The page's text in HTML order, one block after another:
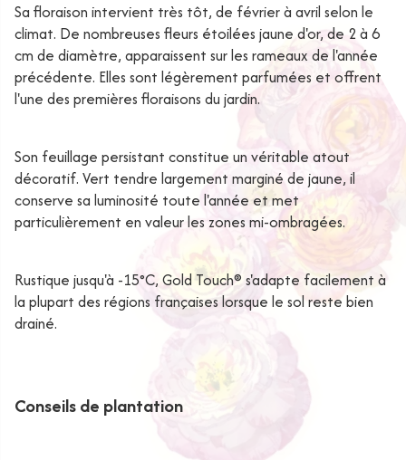
Sa floraison intervient très tôt, de février à avril selon le
climat. De nombreuses fleurs étoilées jaune d'or, de 2 à 6
cm de diamètre, apparaissent sur les rameaux de l'année
précédente. Elles sont légèrement parfumées et offrent
l'une des premières floraisons du jardin.
Son feuillage persistant constitue un véritable atout
décoratif. Vert tendre largement marginé de jaune, il
conserve sa luminosité toute l'année et met
particulièrement en valeur les zones mi-ombragées.
Rustique jusqu'à -15°C, Gold Touch® s'adapte facilement à
la plupart des régions françaises lorsque le sol reste bien
drainé.
Conseils de plantation